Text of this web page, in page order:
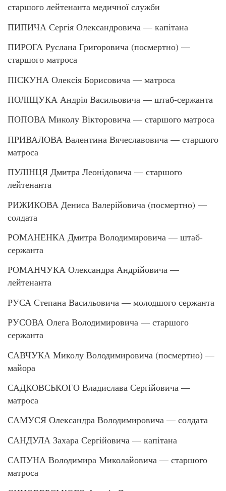
старшого лейтенанта медичної служби
ПИПИЧА Сергія Олександровича — капітана
ПИРОГА Руслана Григоровича (посмертно) —
старшого матроса
ПІСКУНА Олексія Борисовича — матроса
ПОЛІЩУКА Андрія Васильовича — штаб-сержанта
ПОПОВА Миколу Вікторовича — старшого матроса
ПРИВАЛОВА Валентина Вячеславовича — старшого
матроса
ПУЛІНЦЯ Дмитра Леонідовича — старшого
лейтенанта
РИЖИКОВА Дениса Валерійовича (посмертно) —
солдата
РОМАНЕНКА Дмитра Володимировича — штаб-
сержанта
РОМАНЧУКА Олександра Андрійовича —
лейтенанта
РУСА Степана Васильовича — молодшого сержанта
РУСОВА Олега Володимировича — старшого
сержанта
САВЧУКА Миколу Володимировича (посмертно) —
майора
САДКОВСЬКОГО Владислава Сергійовича —
матроса
САМУСЯ Олександра Володимировича — солдата
САНДУЛА Захара Сергійовича — капітана
САПУНА Володимира Миколайовича — старшого
матроса